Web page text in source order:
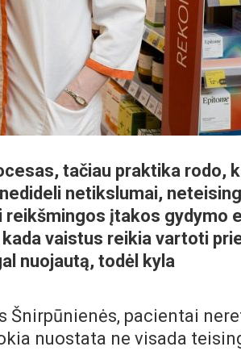
tačiau praktika rodo,
netikslumai,
įtakos gydymo
vaistus reikia vartoti
nuojautą, todėl kyla
Šnirpūnienės, pacientai
nuostata ne visada